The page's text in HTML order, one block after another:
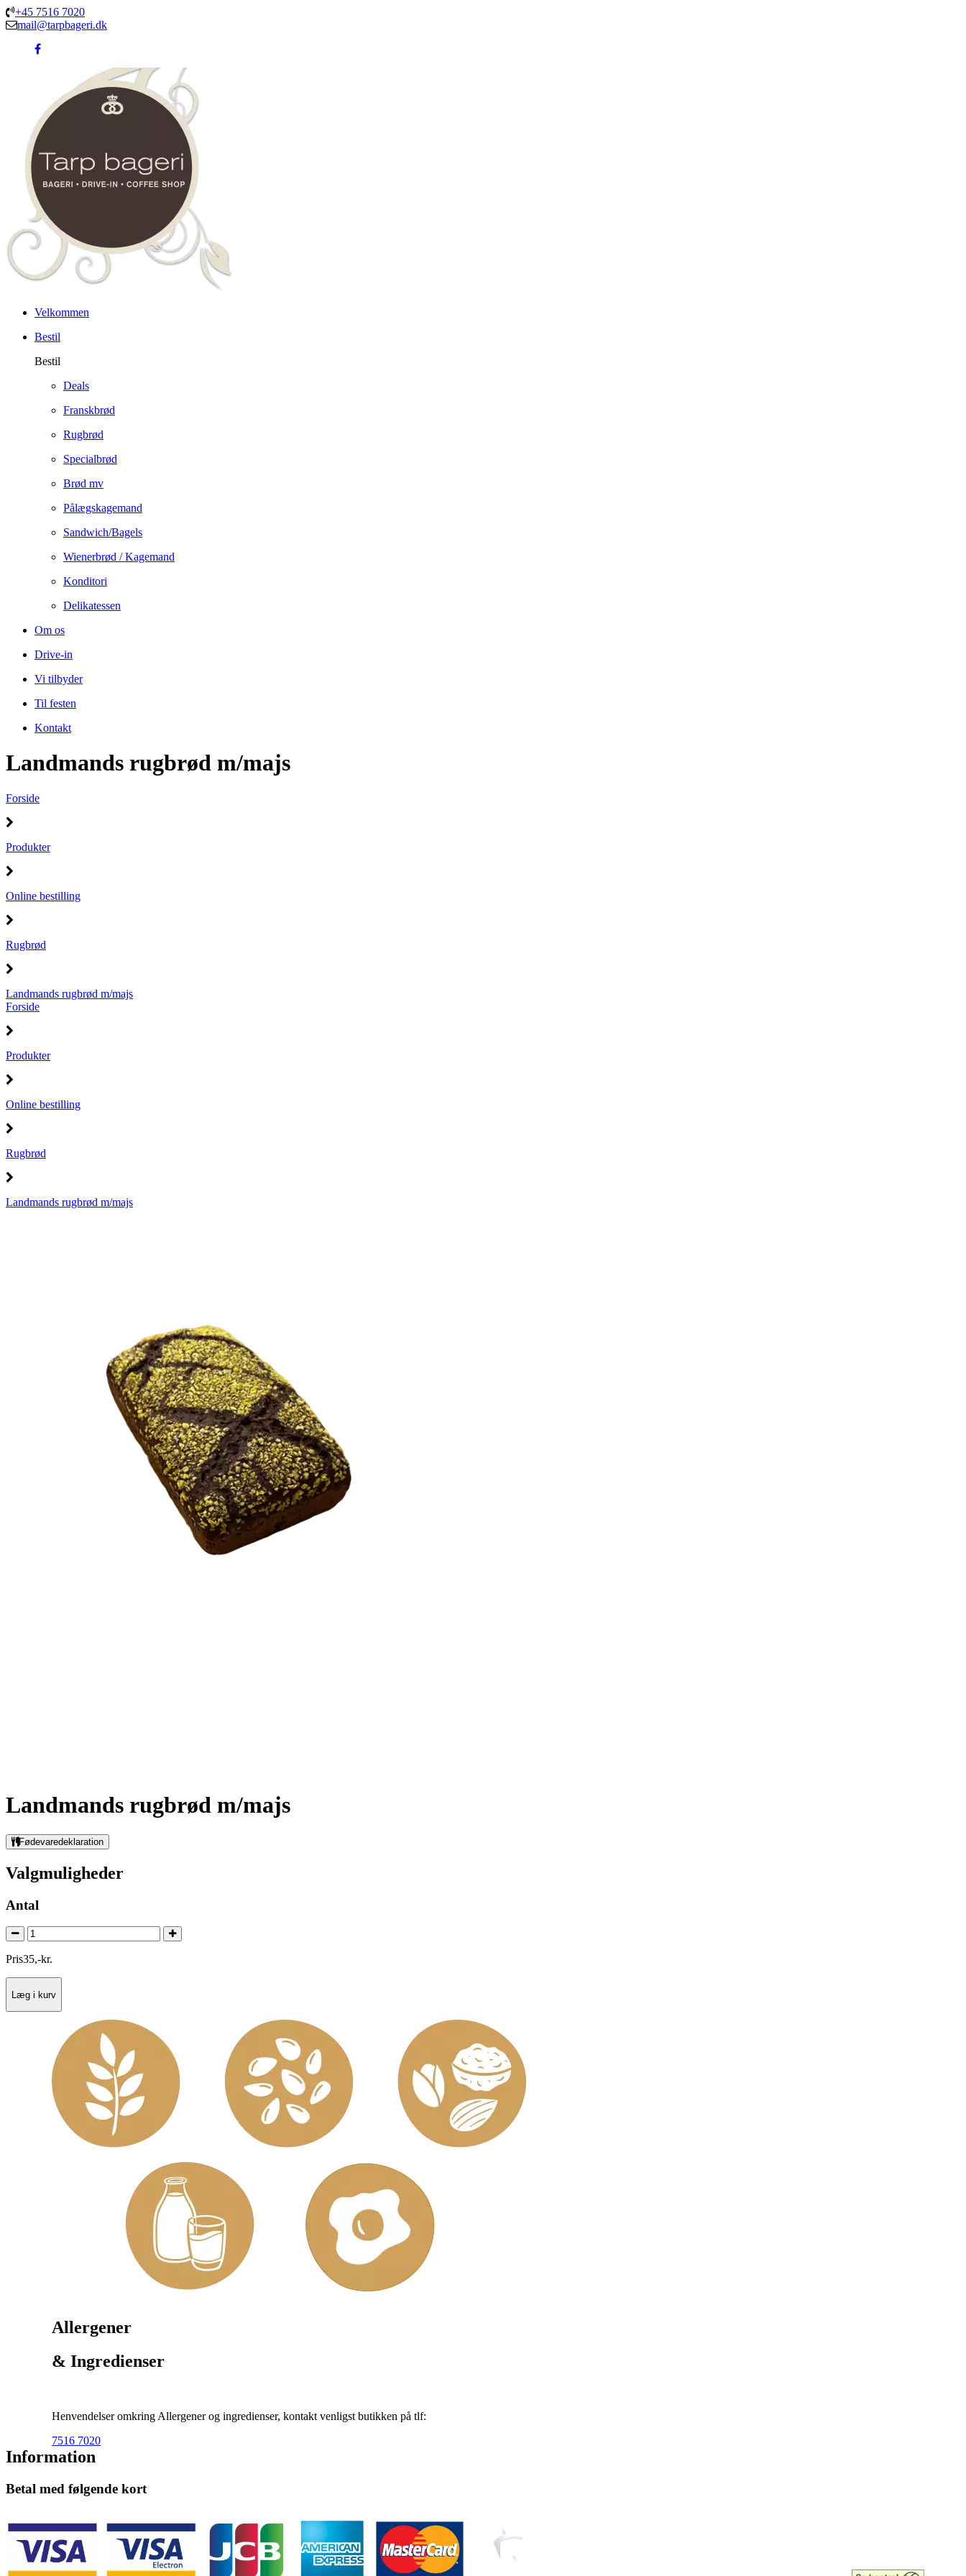
+45 7516 7020
mail@tarpbageri.dk
Velkommen
Bestil
Bestil
Deals
Franskbrød
Rugbrød
Specialbrød
Brød mv
Pålægskagemand
Sandwich/Bagels
Wienerbrød / Kagemand
Konditori
Delikatessen
Om os
Drive-in
Vi tilbyder
Til festen
Kontakt
Landmands rugbrød m/majs
Forside
Produkter
Online bestilling
Rugbrød
Landmands rugbrød m/majs
Forside
Produkter
Online bestilling
Rugbrød
Landmands rugbrød m/majs
Landmands rugbrød m/majs
Fødevaredeklaration
Valgmuligheder
Antal
Pris35,-kr.
Læg i kurv
Allergener
& Ingredienser
Henvendelser omkring Allergener og ingredienser, kontakt venligst butikken på tlf:
7516 7020
Information
Betal med følgende kort